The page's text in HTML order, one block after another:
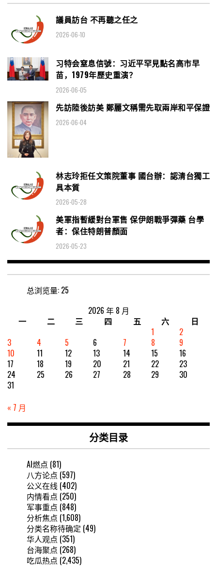
議員訪台 不再聽之任之
2026-06-10
习特会窒息信號：习近平罕見點名高市早
苗，1979年歷史重演？
2026-06-05
先訪陸後訪美 鄭麗文稱需先取兩岸和平保證
2026-06-04
林志玲拒任文策院董事 國台辦：認清台獨工
具本質
2026-05-28
美軍指暫緩對台軍售 保伊朗戰爭彈藥 台學
者：保住特朗普顏面
2026-05-23
总浏览量: 25
2026 年 8 月
一
二 三 四 五 六
日
1
2
3
4 5 6 7 8
9
10
11 12 13 14 15
16
17
18 19 20 21 22
23
24
25 26 27 28 29
30
31
« 7 月
分类目录
AI燃点 (81)
八方论点 (597)
公义在线 (402)
内情看点 (250)
军事重点 (848)
分析焦点 (1,608)
分类名称待确定 (49)
华人观点 (351)
台海聚点 (268)
吃瓜热点 (2,435)